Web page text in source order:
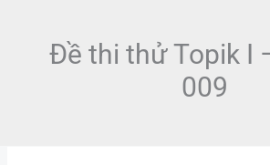
Đề thi thử Topik I
009